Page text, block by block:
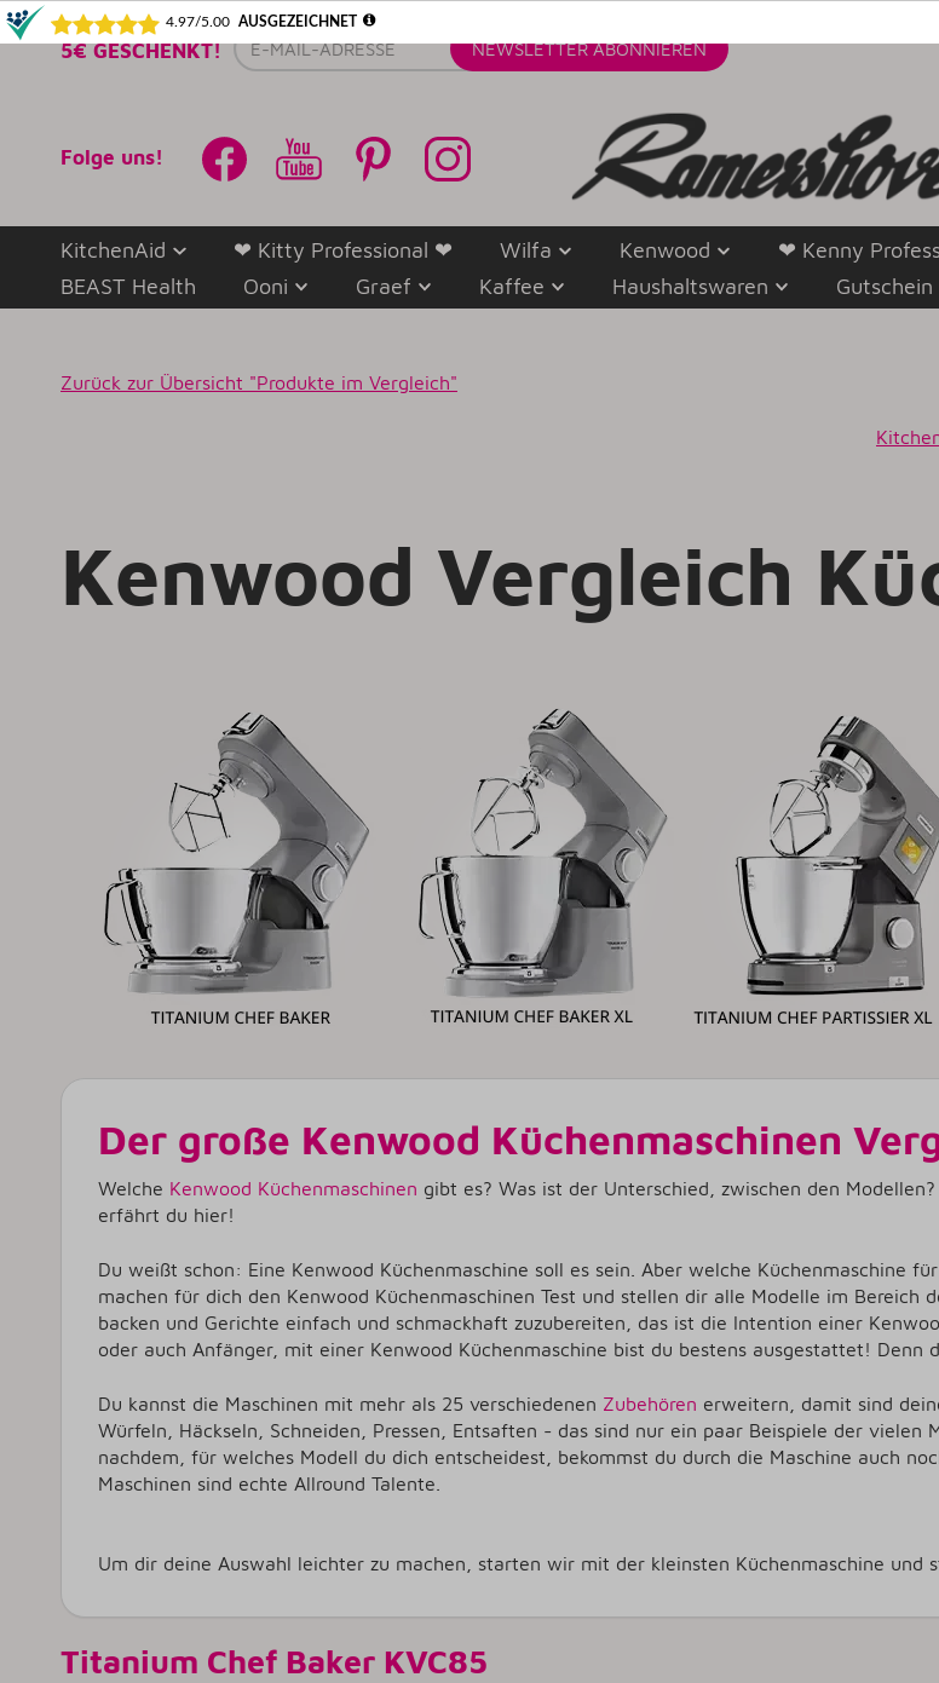
5€ GESCHENKT! E-
Mail-
NEWSLETTER ABONNIEREN
Folge uns!
KitchenAid ❤ Kitty Professional ❤ Wilfa Kenwood
❤ Kenny
BEAST Health
Ooni Graef Kaffee Haushaltswaren Gutschein
Zurück zur Übersicht "Produkte im Vergleich"
K
Kenwood Vergleich
Der große Kenwood Küchenmaschinen
Welche Kenwood Küchenmaschinen gibt es? Was ist der Unterschied, zwischen den
erfährt du hier!
Du weißt schon: Eine Kenwood Küchenmaschine soll es sein. Aber welche Küchenmaschine
machen für dich den Kenwood Küchenmaschinen Test und stellen dir alle Modelle im Bereich
backen und Gerichte einfach und schmackhaft zuzubereiten, das ist die Intention einer
oder auch Anfänger, mit einer Kenwood Küchenmaschine bist du bestens ausgestattet! Denn
Du kannst die Maschinen mit mehr als 25 verschiedenen Zubehören erweitern, damit sind
Würfeln, Häckseln, Schneiden, Pressen, Entsaften - das sind nur ein paar Beispiele der
nachdem, für welches Modell du dich entscheidest, bekommst du durch die Maschine auch
Maschinen sind echte Allround Talente.
Um dir deine Auswahl leichter zu machen, starten wir mit der kleinsten Küchenmaschine und
Titanium Chef Baker KVC85